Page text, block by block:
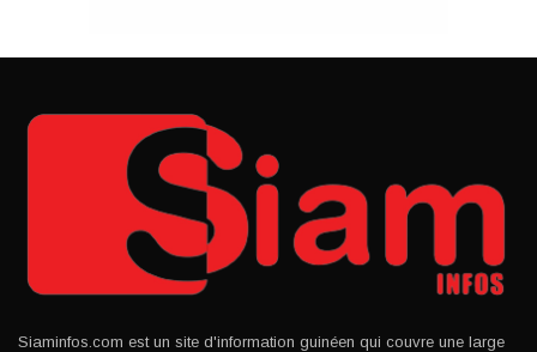
Siaminfos.com est un site d'information guinéen qui couvre une large